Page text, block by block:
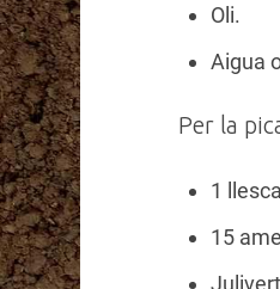
Oli.
Aigua
Per la
1
15